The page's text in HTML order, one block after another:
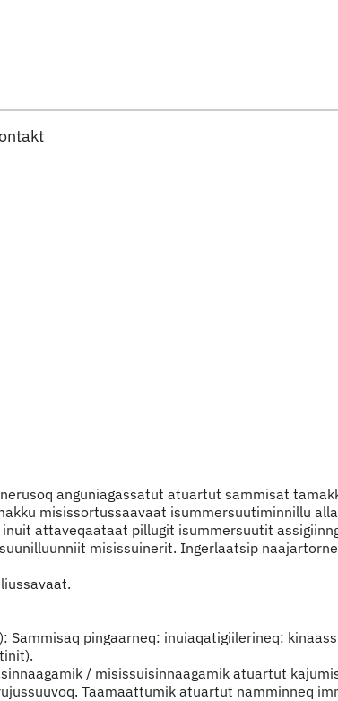
anguniagassatut atuartut sammisat
misissortussaavaat isummersuutiminnillu
attaveqaataat pillugit isummersuutit
misissuinerit. Ingerlaatsip
pingaarneq: inuiaqatigiilerineq:
/ misissuisinnaagamik atuartut
Taamaattumik atuartut namminneq